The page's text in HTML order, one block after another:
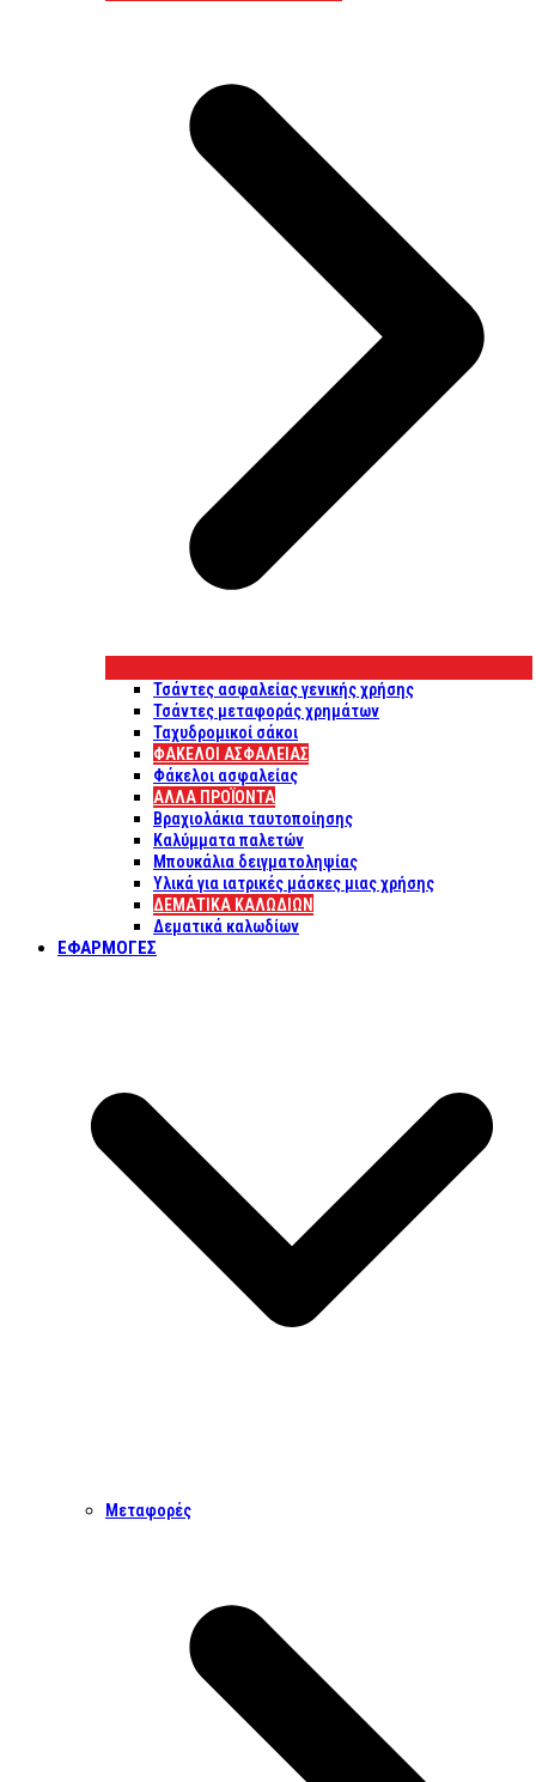
Τσάντες ασφαλείας γενικής χρήσης
Τσάντες μεταφοράς χρημάτων
Ταχυδρομικοί σάκοι
ΦΑΚΕΛΟΙ ΑΣΦΑΛΕΙΑΣ
Φάκελοι ασφαλείας
ΑΛΛΑ ΠΡΟΪΟΝΤΑ
Βραχιολάκια ταυτοποίησης
Καλύμματα παλετών
Μπουκάλια δειγματοληψίας
Υλικά για ιατρικές μάσκες μιας χρήσης
ΔΕΜΑΤΙΚΆ ΚΑΛΩΔΊΩΝ
Δεματικά καλωδίων
ΕΦΑΡΜΟΓΈΣ
Μεταφορές